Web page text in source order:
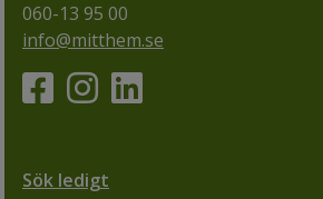
060-13 95 00
info@mitthem.se
Sök ledigt